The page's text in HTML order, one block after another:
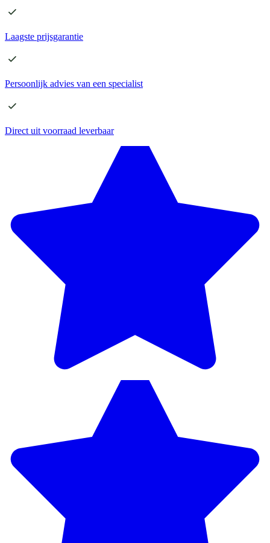
Laagste prijsgarantie
Persoonlijk advies van een specialist
Direct uit voorraad leverbaar